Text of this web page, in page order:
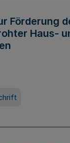
Förderung
Haus-